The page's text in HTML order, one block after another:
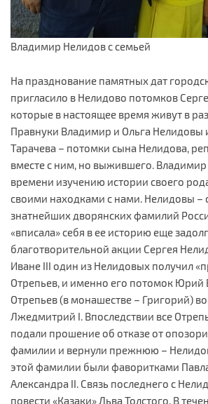
Владимир Нелидов с семьей
На празднование памятных дат
пригласило в Нелидово потомков
которые в настоящее время живут в
Правнуки Владимир и Ольга Нелидовы
Тарачева – потомки сына Нелидова,
вместе с ним, но выжившего. Владимир
времени изучению истории своего
своими находками с нами. Нелидовы –
знатнейших дворянских фамилий
«вписала» себя в ее историю еще
благотворительной акции Сергея
Иване III один из Нелидовых получил
Отрепьев, и именно его потомок Юрий
Отрепьев (в монашестве – Григорий)
Лжедмитрий I. Впоследствии все
подали прошение об отказе от
фамилии и вернули прежнюю –
этой фамилии были фаворитками
Александра II. Связь последнего с
повести «Казаки» Льва Толстого. В